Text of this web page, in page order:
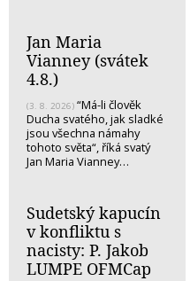
Jan Maria
Vianney (svátek
4.8.)
(3. 8. 2026) “Má-li člověk
Ducha svatého, jak sladké
jsou všechna námahy
tohoto světa“, říká svatý
Jan Maria Vianney…
Sudetský kapucín
v konfliktu s
nacisty: P. Jakob
LUMPE OFMCap